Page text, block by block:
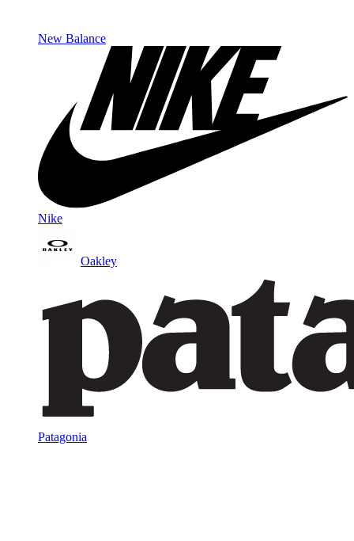
New Balance
Nike
Oakley
Patagonia